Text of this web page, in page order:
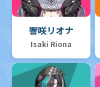
響咲リオナ
Isaki Riona